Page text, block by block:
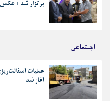
برگزار شد + عکس
اجـتماعی
آغاز شد